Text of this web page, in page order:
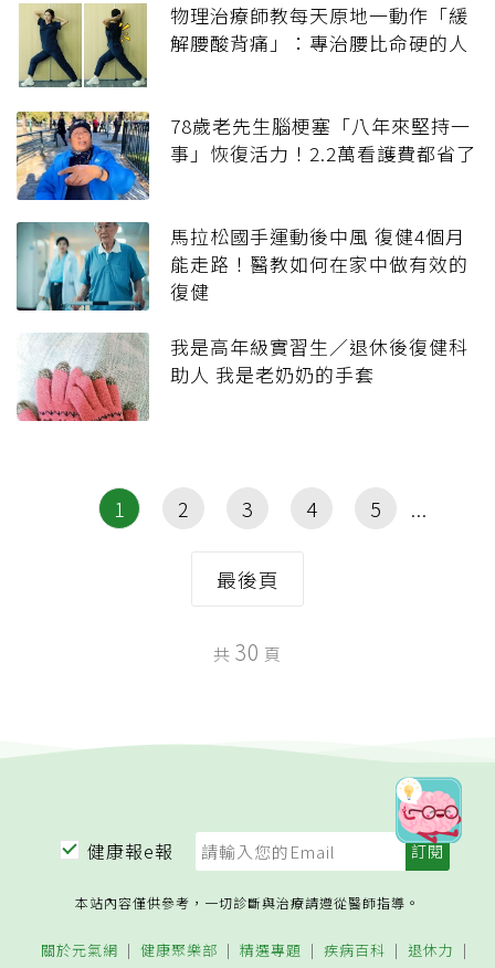
物理治療師教每天原地一動作「緩
解腰酸背痛」：專治腰比命硬的人
78歲老先生腦梗塞「八年來堅持一
事」恢復活力！2.2萬看護費都省了
馬拉松國手運動後中風 復健4個月
能走路！醫教如何在家中做有效的
復健
我是高年級實習生／退休後復健科
助人 我是老奶奶的手套
1 2 3 4 5
最後頁
共 30 頁
健康報e報
本站內容僅供參考，一切診斷與治療請遵從醫師指導。
關於元氣網 健康聚樂部 精選專題 疾病百科 退休力